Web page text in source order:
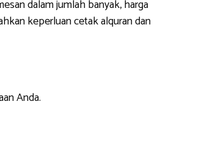
dalam jumlah banyak, harga
keperluan cetak alquran dan
Anda.